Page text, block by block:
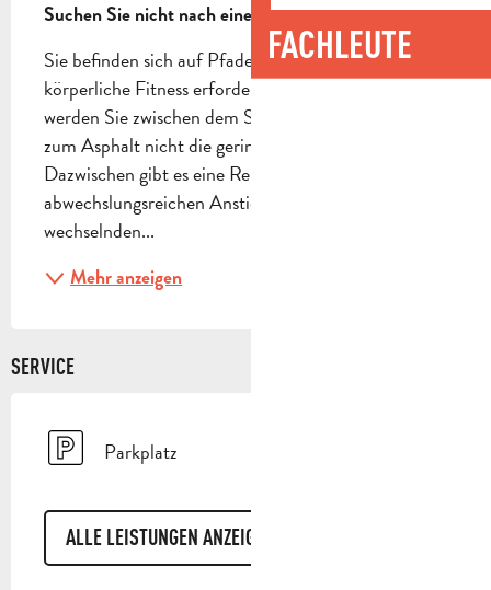
FACHLEUTE
Suchen Sie nicht nach einem Gericht!
Sie befinden sich auf Pfaden, die Beherrschung und
körperliche Fitness erfordern. Auf dieser Strecke
werden Sie zwischen dem Start und der Rückkehr
zum Asphalt nicht die geringste flache Stelle finden.
Dazwischen gibt es eine Reihe von
abwechslungsreichen Anstiegen und Abfahrten mit
wechselnden...
Mehr anzeigen
SERVICE
Parkplatz
ALLE LEISTUNGEN ANZEIGEN